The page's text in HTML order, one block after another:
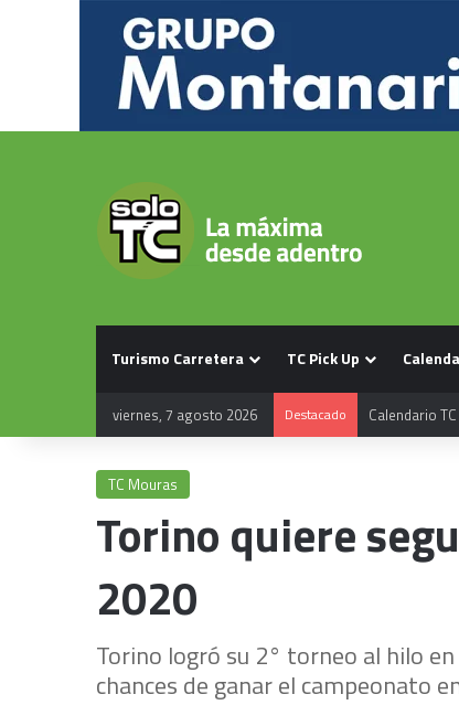
Turismo Carretera TC Pick Up
viernes, 7 agosto 2026 Destacado Calendario
TC Mouras
Torino quiere
2020
Torino logró su 2° torneo al hilo
chances de ganar el campeonato